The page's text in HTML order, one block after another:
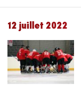
12 juillet 2022